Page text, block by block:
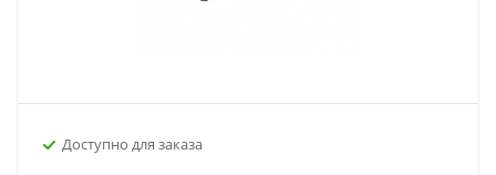
Доступно для заказа